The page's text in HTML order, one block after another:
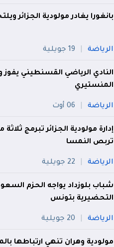
بانغورا يغادر مولودية الجزائر
الرياضة 19 جويلية
النادي الرياضي القسنطيني يفوز
المنستيري
الرياضة 06 أوت
إدارة مولودية الجزائر تبرمج
تربص النمسا
الرياضة 22 جويلية
شباب بلوزداد يواجه الحزم
التحضيرية بتونس
الرياضة 20 جويلية
مولودية وهران تنهي ارتباطها